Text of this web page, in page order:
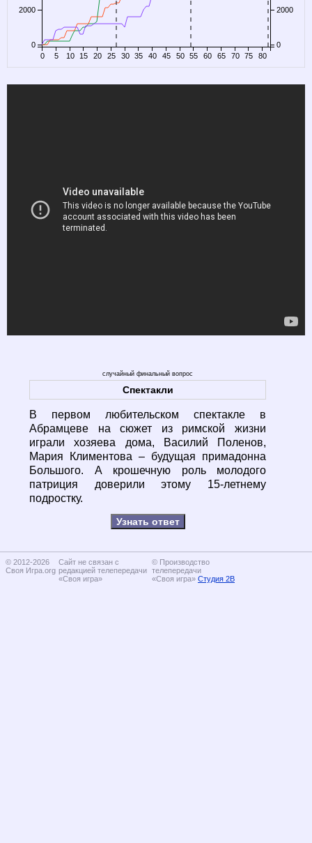
0 5 10 15 20 25 30 35 40 45 50 55 60 65 70 75 80
0
2000
0
2000
случайный финальный вопрос
Спектакли
В первом любительском спектакле в
Абрамцеве на сюжет из римской жизни
играли хозяева дома, Василий Поленов,
Мария Климентова – будущая примадонна
Большого. А крошечную роль молодого
патриция доверили этому 15-летнему
подростку.
Узнать ответ
© 2012-2026
Своя Игра.org
Сайт не связан с
редакцией телепередачи
«Своя игра»
© Производство
телепередачи
«Своя игра» Студия 2В